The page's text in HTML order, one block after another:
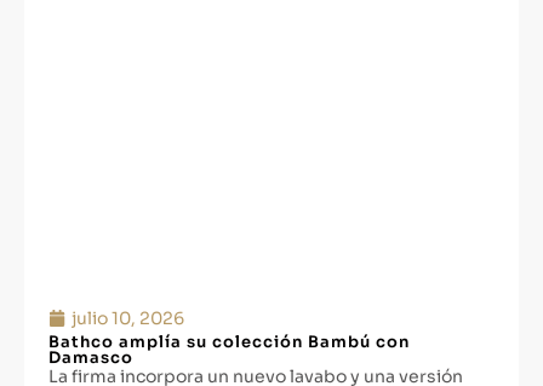
julio 10, 2026
Bathco amplía su colección Bambú con
Damasco
La firma incorpora un nuevo lavabo y una versión